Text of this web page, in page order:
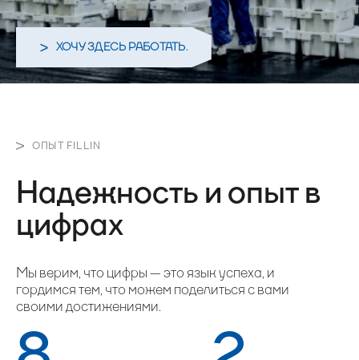
ХОЧУ ЗДЕСЬ РАБОТАТЬ.
ОПЫТ FILLIN
Надежность и опыт в
цифрах
Мы верим, что цифры — это язык успеха, и
гордимся тем, что можем поделиться с вами
своими достижениями.